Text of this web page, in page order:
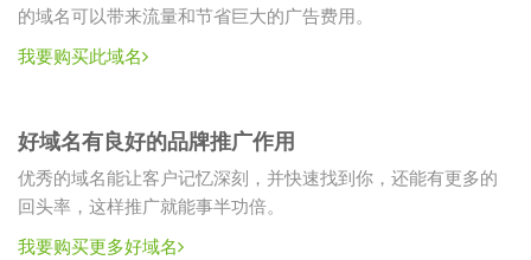
的域名可以带来流量和节省巨大的广告费用。
我要购买此域名
好域名有良好的品牌推广作用
优秀的域名能让客户记忆深刻，并快速找到你，还能有更多的
回头率，这样推广就能事半功倍。
我要购买更多好域名